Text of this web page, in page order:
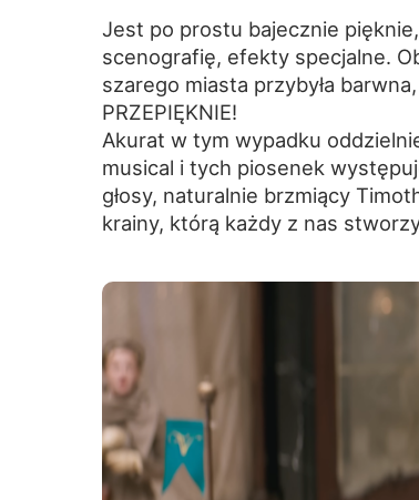
Jest po prostu bajecznie
scenografię, efekty specjalne.
szarego miasta przybyła
PRZEPIĘKNIE!
Akurat w tym wypadku
musical i tych piosenek
głosy, naturalnie brzmiący
krainy, którą każdy z nas